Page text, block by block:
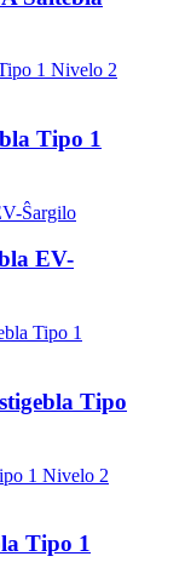
Tipo 1
EV-
Tipo
Tipo 1